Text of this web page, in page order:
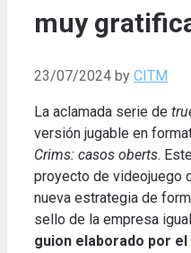
muy
23/07/2024 by CITM
La aclamada serie de
versión jugable en
Crims: casos oberts.
proyecto de videojuego
nueva estrategia de
sello de la empresa
guion elaborado por